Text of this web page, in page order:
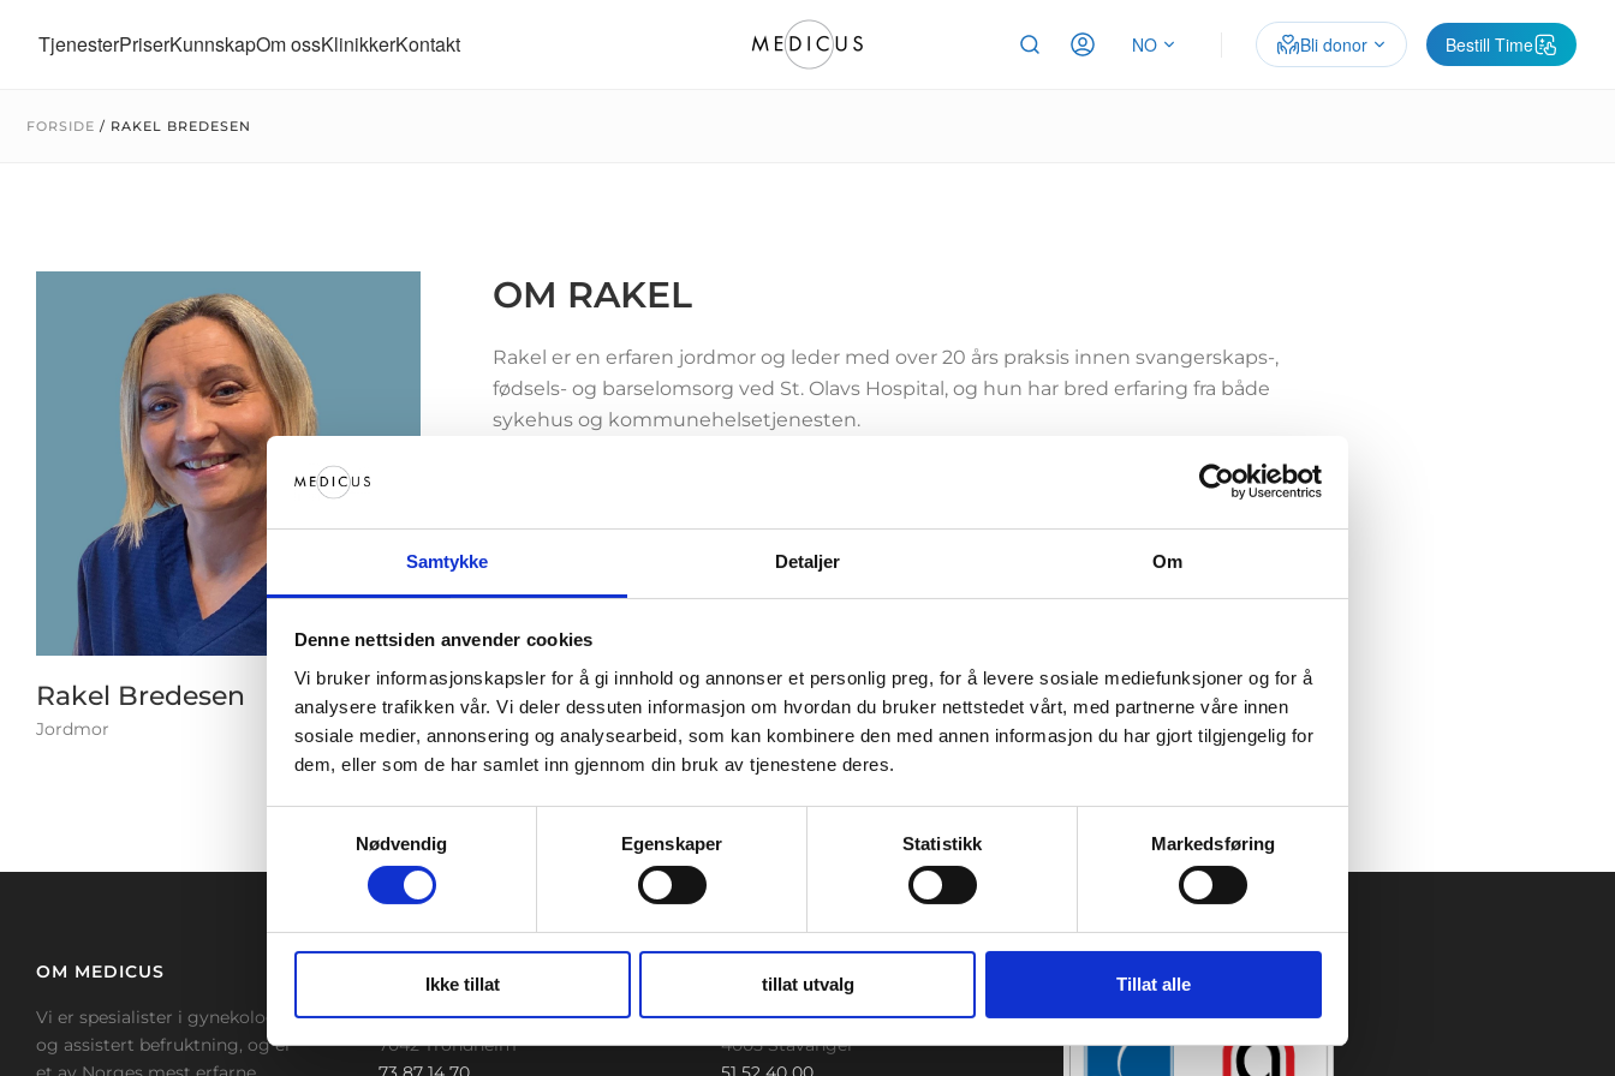
Samtykke Detaljer Om
Denne nettsiden anvender cookies
Vi bruker informasjonskapsler for å gi innhold og annonser et personlig preg, for å levere sosiale mediefunksjoner og for å
analysere trafikken vår. Vi deler dessuten informasjon om hvordan du bruker nettstedet vårt, med partnerne våre innen
sosiale medier, annonsering og analysearbeid, som kan kombinere den med annen informasjon du har gjort tilgjengelig for
dem, eller som de har samlet inn gjennom din bruk av tjenestene deres.
Nødvendig
Egenskaper Statistikk Markedsføring
Ikke tillat tillat utvalg Tillat alle
TjenesterPriserKunnskapOm ossKlinikkerKontakt NO Bli donor Bestill Time
FORSIDE / RAKEL BREDESEN
Rakel Bredesen
Jordmor
OM RAKEL
Rakel er en erfaren jordmor og leder med over 20 års praksis innen svangerskaps-,
fødsels- og barselomsorg ved St. Olavs Hospital, og hun har bred erfaring fra både
sykehus og kommunehelsetjenesten.
Hun kombinerer solid fagkunnskap med sterk kompetanse innen veiledning, coaching
og mindfulness. Gjennom videreutdanning innen veiledning, NLP og mindfulness har
Rakel utviklet en helhetlig tilnærming som styrker pasientopplevelser og kvaliteten i
svangerskaps-, fødsels- og barselomsorgen.
gravide møter graviditet og fødsel med ro, mestring og tillit til egen styrke og egne
ressurser.
OM MEDICUS
Vi er spesialister i gynekologi
og assistert befruktning, og er
Beddingen 8, 4. etasje
7042 Trondheim
Haakon VII gate 7, 4.etasje
4005 Stavanger